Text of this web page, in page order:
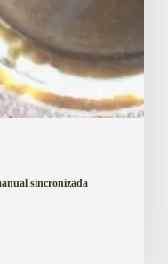
sincronizada